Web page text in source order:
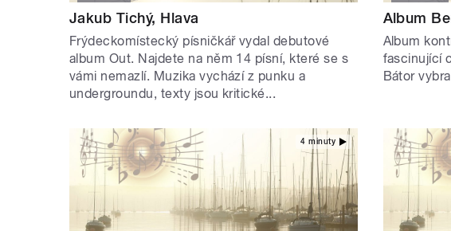
Jakub Tichý, Hlava
Frýdeckomístecký písničkář vydal debutové
album Out. Najdete na něm 14 písní, které se s
vámi nemazlí. Muzika vychází z punku a
undergroundu, texty jsou kritické...
Album
Album
fascinující
Bátor
4 minuty